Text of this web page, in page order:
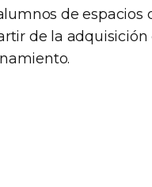
de espacios
de la adquisición